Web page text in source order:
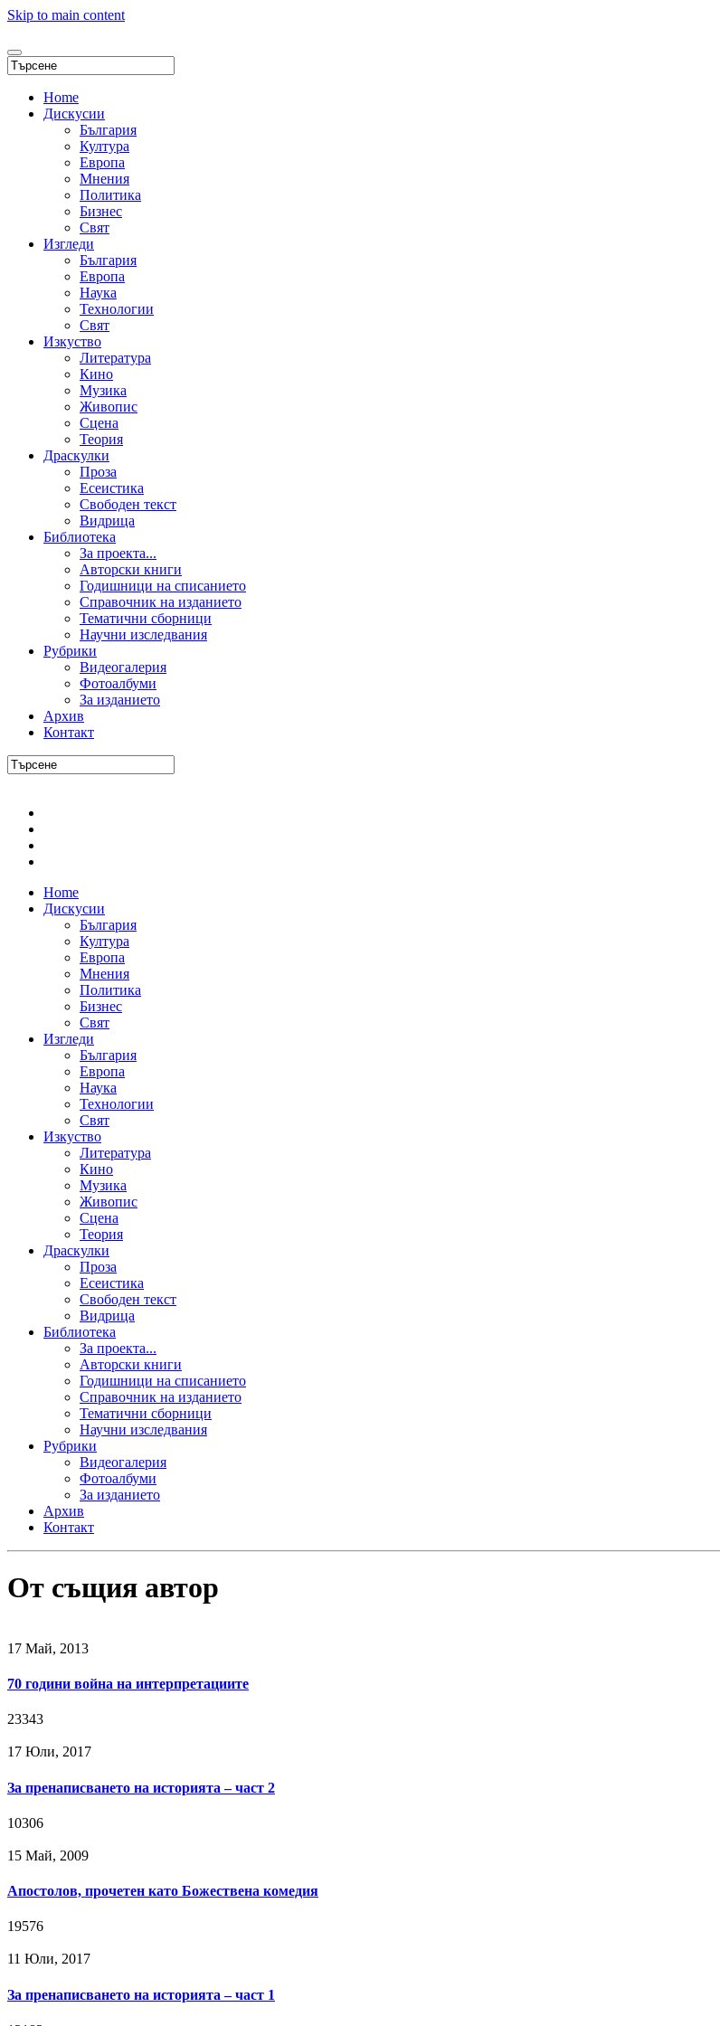
Skip to main content
Home
Дискусии
България
Култура
Европа
Мнения
Политика
Бизнес
Свят
Изгледи
България
Европа
Наука
Технологии
Свят
Изкуство
Литература
Кино
Музика
Живопис
Сцена
Теория
Драскулки
Проза
Есеистика
Свободен текст
Видрица
Библиотека
За проекта...
Авторски книги
Годишници на списанието
Справочник на изданието
Тематични сборници
Научни изследвания
Рубрики
Видеогалерия
Фотоалбуми
За изданието
Архив
Контакт
Home
Дискусии
България
Култура
Европа
Мнения
Политика
Бизнес
Свят
Изгледи
България
Европа
Наука
Технологии
Свят
Изкуство
Литература
Кино
Музика
Живопис
Сцена
Теория
Драскулки
Проза
Есеистика
Свободен текст
Видрица
Библиотека
За проекта...
Авторски книги
Годишници на списанието
Справочник на изданието
Тематични сборници
Научни изследвания
Рубрики
Видеогалерия
Фотоалбуми
За изданието
Архив
Контакт
От същия автор
17 Май, 2013
70 години война на интерпретациите
23343
17 Юли, 2017
За пренаписването на историята – част 2
10306
15 Май, 2009
Апостолов, прочетен като Божествена комедия
19576
11 Юли, 2017
За пренаписването на историята – част 1